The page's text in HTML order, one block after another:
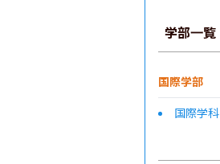
学部一覧
国際学部
国際学科